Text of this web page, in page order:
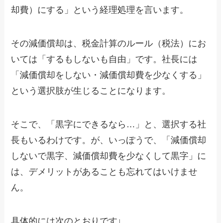
却費）にする」という経理処理を言います。
その減価償却は、税金計算のルール（税法）にお
いては「するもしないも自由」です。社長には
「減価償却をしない・減価償却費を少なくする」
という選択肢が生じることになります。
そこで、「黒字にできるなら…」と、選択する社
長もいるわけです。が、いっぽうで、「減価償却
しないで黒字、減価償却費を少なくして黒字」に
は、デメリットがあることも忘れてはいけませ
ん。
具体的には次のとおりです↓